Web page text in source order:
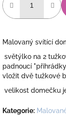
Malovaný svítící
světýlko na 2
padnoucí
vložit dvě tužkové
velikost domečku
Kategorie: